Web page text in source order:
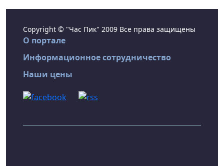
Copyright © "Час Пик" 2009 Все права защищены
О портале
Информационное сотрудничество
Наши цены